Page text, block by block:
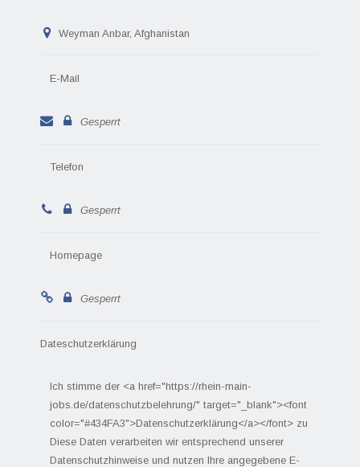
Weyman Anbar, Afghanistan
E-Mail
Gesperrt
Telefon
Gesperrt
Homepage
Gesperrt
Dateschutzerklärung
Ich stimme der <a href="https://rhein-main-
jobs.de/datenschutzbelehrung/" target="_blank"><font
color="#434FA3">Datenschutzerklärung</a></font> zu
Diese Daten verarbeiten wir entsprechend unserer
Datenschutzhinweise und nutzen Ihre angegebene E-